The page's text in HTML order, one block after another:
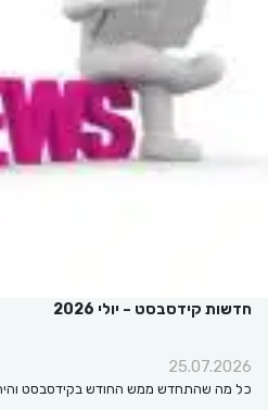
חדשות קידסבסט – יולי 2026
25.07.2026
כל מה שהתחדש ממש החודש בקידסבסט